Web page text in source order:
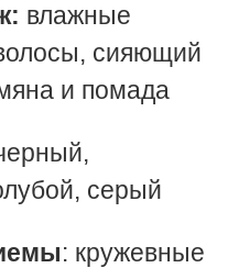
влажные
сияющий
и помада
серый
: кружевные